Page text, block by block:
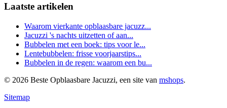
Laatste artikelen
Waarom vierkante opblaasbare jacuzz...
Jacuzzi 's nachts uitzetten of aan...
Bubbelen met een boek: tips voor le...
Lentebubbelen: frisse voorjaarstips...
Bubbelen in de regen: waarom een bu...
© 2026 Beste Opblaasbare Jacuzzi, een site van mshops.
Sitemap